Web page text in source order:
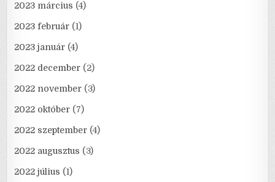
2023 március (4)
2023 február (1)
2023 január (4)
2022 december (2)
2022 november (3)
2022 október (7)
2022 szeptember (4)
2022 augusztus (3)
2022 július (1)